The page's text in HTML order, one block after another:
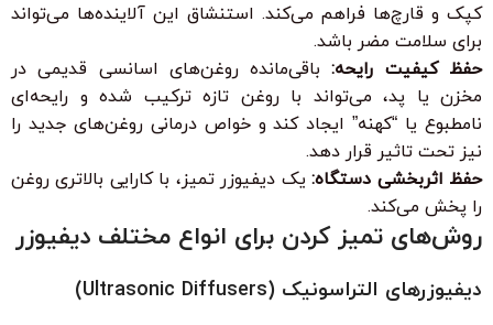
کپک و قارچ‌ها فراهم می‌کند. استنشاق این آلاینده‌ها می‌تواند
برای سلامت مضر باشد.
حفظ کیفیت رایحه:باقی‌مانده روغن‌های اسانسی قدیمی در
مخزن یا پد، می‌تواند با روغن تازه ترکیب شده و رایحه‌ای
نامطبوع یا “کهنه” ایجاد کند و خواص درمانی روغن‌های جدید را
نیز تحت تاثیر قرار دهد.
حفظ اثربخشی دستگاه:یک دیفیوزر تمیز، با کارایی بالاتری روغن
را پخش می‌کند.
روش‌های تمیز کردن برای انواع مختلف دیفیوزر
دیفیوزرهای التراسونیک (Ultrasonic Diffusers)